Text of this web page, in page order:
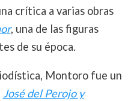
crítica a varias obras
, una de las figuras
de su época.
Montoro fue un
José del Perojo y